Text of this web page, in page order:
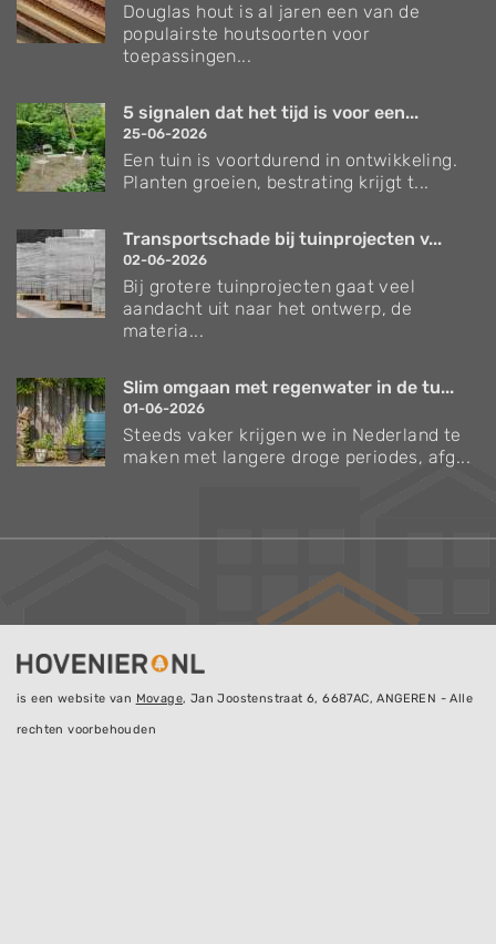
Douglas hout is al jaren een van de
populairste houtsoorten voor
toepassingen...
5 signalen dat het tijd is voor een...
25-06-2026
Een tuin is voortdurend in ontwikkeling.
Planten groeien, bestrating krijgt t...
Transportschade bij tuinprojecten v...
02-06-2026
Bij grotere tuinprojecten gaat veel
aandacht uit naar het ontwerp, de
materia...
Slim omgaan met regenwater in de tu...
01-06-2026
Steeds vaker krijgen we in Nederland te
maken met langere droge periodes, afg...
is een website van Movage, Jan Joostenstraat 6, 6687AC, ANGEREN - Alle
rechten voorbehouden